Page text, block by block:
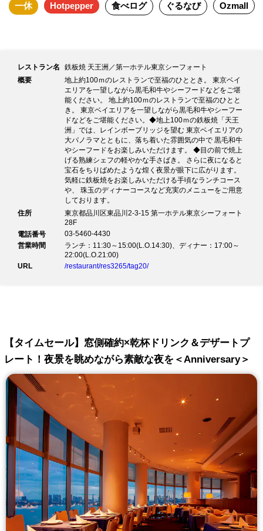
一休 Hotpepper 食べログ ぐるなび Ozmall
レストラン名
鉄板焼 天王洲／第一ホテル東京シーフォート
概要
地上約100ｍのレストランで至福のひととき。 東京ベイ
エリアを一望しながら黒毛和牛やシーフードなどをご堪
能ください。 地上約100ｍのレストランで至福のひとと
き。 東京ベイエリアを一望しながら黒毛和牛やシーフー
ドなどをご堪能ください。◆地上100ｍの鉄板焼「天王
洲」では、レインボーブリッジを望む 東京ベイエリアの
大パノラマとともに、落ち着いた雰囲気の中で 黒毛和牛
やシーフードをお楽しみいただけます。 ◆目の前で焼上
げる熟練シェフの軽やかな手さばき。 さらに夜になると
宝石をちりばめたような煌く夜景が眼下に広がります。
気軽に鉄板焼をお楽しみいただける手頃なランチコース
や、 珠玉のディナーコースなど充実のメニューをご用意
しております。
住所
東京都品川区東品川2-3-15 第一ホテル東京シーフォート
28F
電話番号
03-5460-4430
営業時間
ランチ：11:30～15:00(L.O.14:30)、ディナー：17:00～
22:00(L.O.21:00)
URL
/restaurant/res3265/tag20/
【タイムセール】窓側確約×乾杯ドリンク＆デザートプ
レート！夜景を眺めながら素敵な夜を＜Anniversary＞